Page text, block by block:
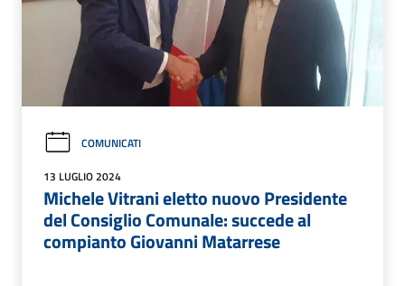
COMUNICATI
13 LUGLIO 2024
Michele Vitrani eletto nuovo Presidente
del Consiglio Comunale: succede al
compianto Giovanni Matarrese